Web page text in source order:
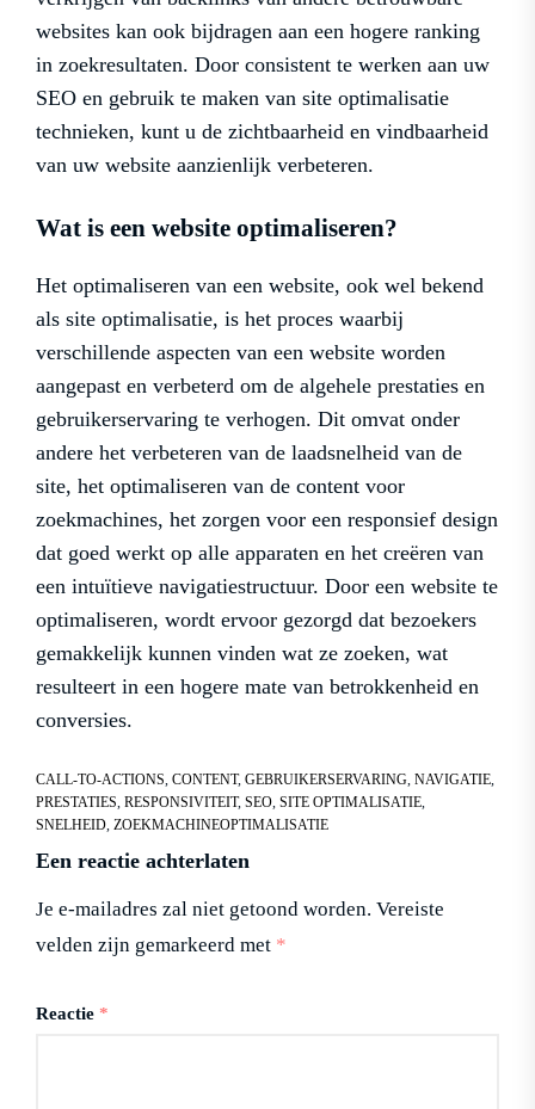
websites kan ook bijdragen aan een hogere ranking
in zoekresultaten. Door consistent te werken aan uw
SEO en gebruik te maken van site optimalisatie
technieken, kunt u de zichtbaarheid en vindbaarheid
van uw website aanzienlijk verbeteren.
Wat is een website optimaliseren?
Het optimaliseren van een website, ook wel bekend
als site optimalisatie, is het proces waarbij
verschillende aspecten van een website worden
aangepast en verbeterd om de algehele prestaties en
gebruikerservaring te verhogen. Dit omvat onder
andere het verbeteren van de laadsnelheid van de
site, het optimaliseren van de content voor
zoekmachines, het zorgen voor een responsief design
dat goed werkt op alle apparaten en het creëren van
een intuïtieve navigatiestructuur. Door een website te
optimaliseren, wordt ervoor gezorgd dat bezoekers
gemakkelijk kunnen vinden wat ze zoeken, wat
resulteert in een hogere mate van betrokkenheid en
conversies.
CALL-TO-ACTIONS CONTENT, GEBRUIKERSERVARING NAVIGATIE
PRESTATIES RESPONSIVITEIT, SEO SITE OPTIMALISATIE
SNELHEID ZOEKMACHINEOPTIMALISATIE
Een reactie achterlaten
Je e-mailadres zal niet getoond worden. Vereiste
velden zijn gemarkeerd met *
Reactie *